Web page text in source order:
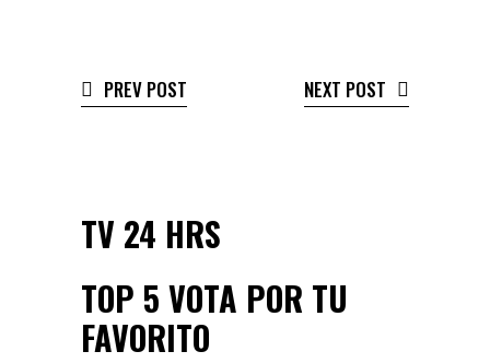
PREV POST NEXT POST
TV 24 HRS
TOP 5 VOTA POR TU
FAVORITO